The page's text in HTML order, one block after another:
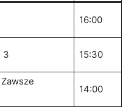
16:00
3 15:30
14:00